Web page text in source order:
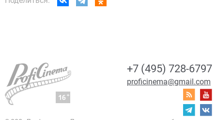
+7 (495) 728-6797
proficinema@gmail.com